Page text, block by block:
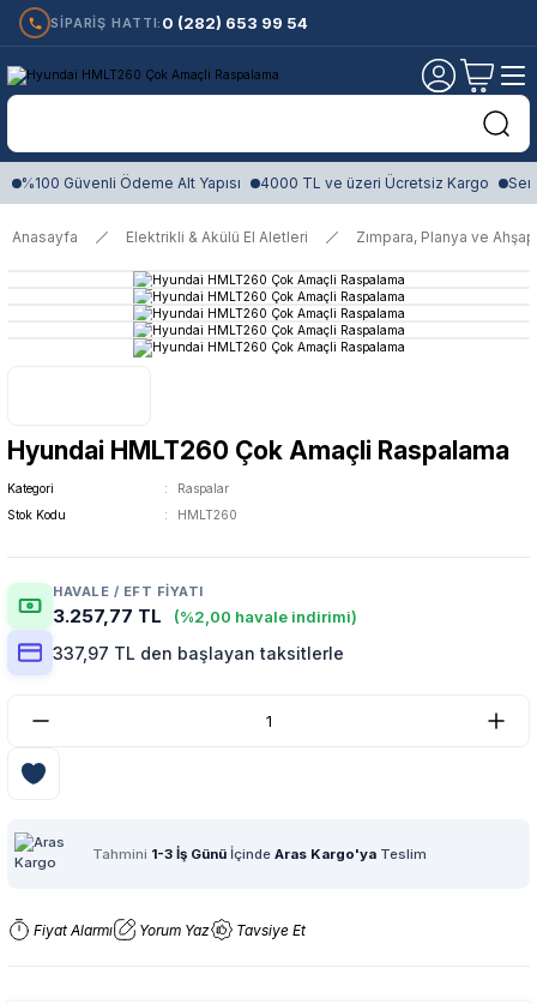
SİPARİŞ HATTI: 0 (282) 653 99 54
%100 Güvenli Ödeme Alt Yapısı 4000 TL ve üzeri Ücretsiz Kargo
Anasayfa Elektrikli & Akülü El Aletleri Zımpara, Planya ve
Hyundai HMLT260 Çok Amaçli Raspalama
Kategori
Raspalar
Stok Kodu
HMLT260
HAVALE / EFT FIYATI
3.257,77 TL (%2,00 havale indirimi)
337,97 TL den başlayan taksitlerle
Tahmini 1-3 İş Günü İçinde Aras Kargo'ya Teslim
Fiyat Alarmı Yorum Yaz Tavsiye Et